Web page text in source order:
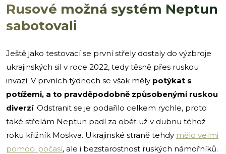
Rusové možná systém Neptun
sabotovali
Ještě jako testovací se první střely dostaly do výzbroje
ukrajinských sil v roce 2022, tedy těsně přes ruskou
invazí. V prvních týdnech se však měly potýkat s
potížemi, a to pravděpodobně způsobenými ruskou
diverzí. Odstranit se je podařilo celkem rychle, proto
také střelám Neptun padl za oběť už v dubnu téhož
roku křižník Moskva. Ukrajinské straně tehdy mělo velmi
pomoci počasí, ale i bezstarostnost ruských námořníků.